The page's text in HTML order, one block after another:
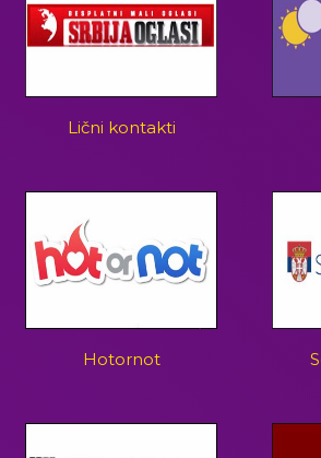
Lični kontakti
Hotornot